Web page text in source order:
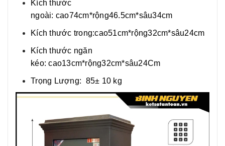
Kích thước
ngoài: cao74cm*rộng46.5cm*sâu34cm
Kích thước trong:cao51cm*rộng32cm*sâu24cm
Kích thước ngăn
kéo:cao13cm*rộng32cm*sâu24Cm
Trọng Lượng: 85± 10 kg